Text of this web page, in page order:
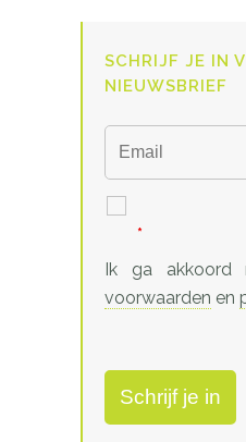
SCHRIJF JE IN
NIEUWSBRIEF
*
Ik ga akkoord
voorwaarden en